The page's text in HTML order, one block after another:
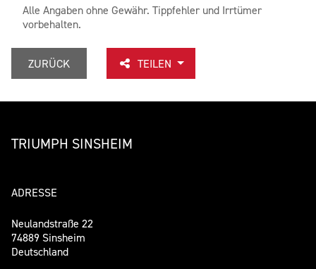
Alle Angaben ohne Gewähr. Tippfehler und Irrtümer
vorbehalten.
ZURÜCK TEILEN
TRIUMPH SINSHEIM
ADRESSE
Neulandstraße 22
74889 Sinsheim
Deutschland